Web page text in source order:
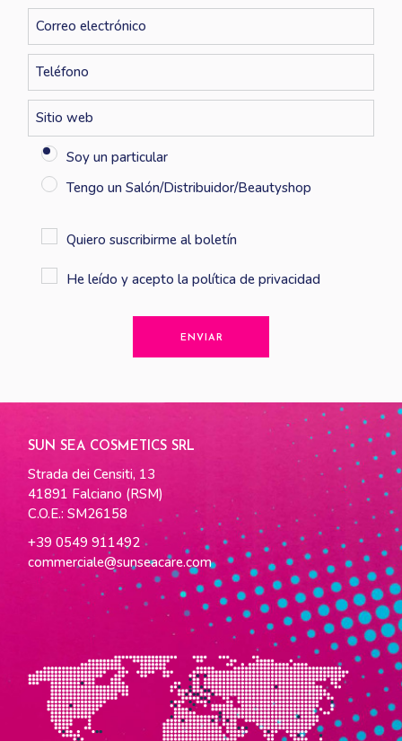
Soy un particular
Tengo un Salón/Distribuidor/Beautyshop
Quiero suscribirme al boletín
He leído y acepto lapolítica de privacidad
ENVIAR
SUN SEA COSMETICS SRL
Strada dei Censiti, 13
41891 Falciano (RSM)
C.O.E.: SM26158
+39 0549 911492
commerciale@sunseacare.com